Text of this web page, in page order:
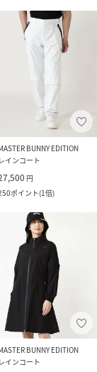
BUNNY EDITION
レインコート
円
ポイント(1倍)
BUNNY EDITION
レインコート